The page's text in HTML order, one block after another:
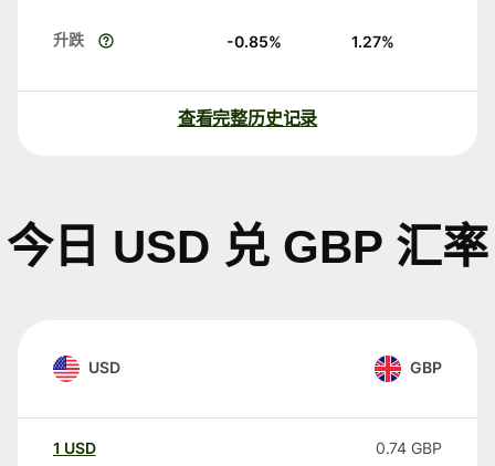
升跌 -0.85% 1.27%
查看完整历史记录
今日 USD 兑 GBP 汇率
USD GBP
1 USD 0.74 GBP